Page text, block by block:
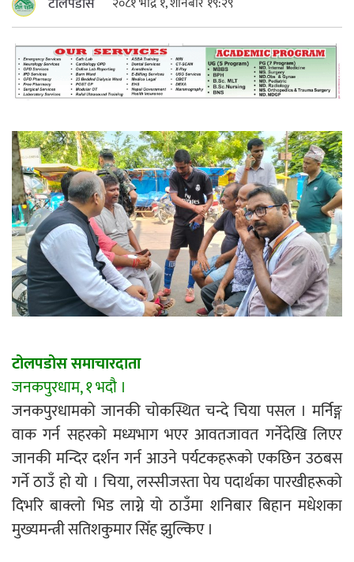
महत्त्वपूर्ण हुन्छ : मेयर मण्डल
रौतहटमा चट्याङ लाग्दा एककोे मृत्यु
श्रीमती बलात्कार मुद्दामा श्रीमान्लाई छ महिना
कैद, एक लाख रुपैयाँ क्षतिपूर्ति
एम्बुलेन्सको उपहार भारत र नेपालबीचको निकै
बलियो र जीवन्त विकास साझेदारीको एक
हिस्सा : नियोग उपप्रमुख श्रीवास्तव
प्रेस काउन्सिल सदस्य नियुक्तिमा विभेद भयो :
जनमत पत्रकार संघ
टोलपडोस समाचारदाता
जनकपुरधाम, १ भदौ ।
जनकपुरधामको जानकी चोकस्थित चन्दे चिया पसल । मर्निङ्ग
वाक गर्न सहरको मध्यभाग भएर आवतजावत गर्नेदेखि लिएर
जानकी मन्दिर दर्शन गर्न आउने पर्यटकहरूको एकछिन उठबस
गर्ने ठाउँ हो यो । चिया, लस्सीजस्ता पेय पदार्थका पारखीहरूको
दिभरि बाक्लो भिड लाग्ने यो ठाउँमा शनिबार बिहान मधेशका
मुख्यमन्त्री सतिशकुमार सिँह झुल्किए ।